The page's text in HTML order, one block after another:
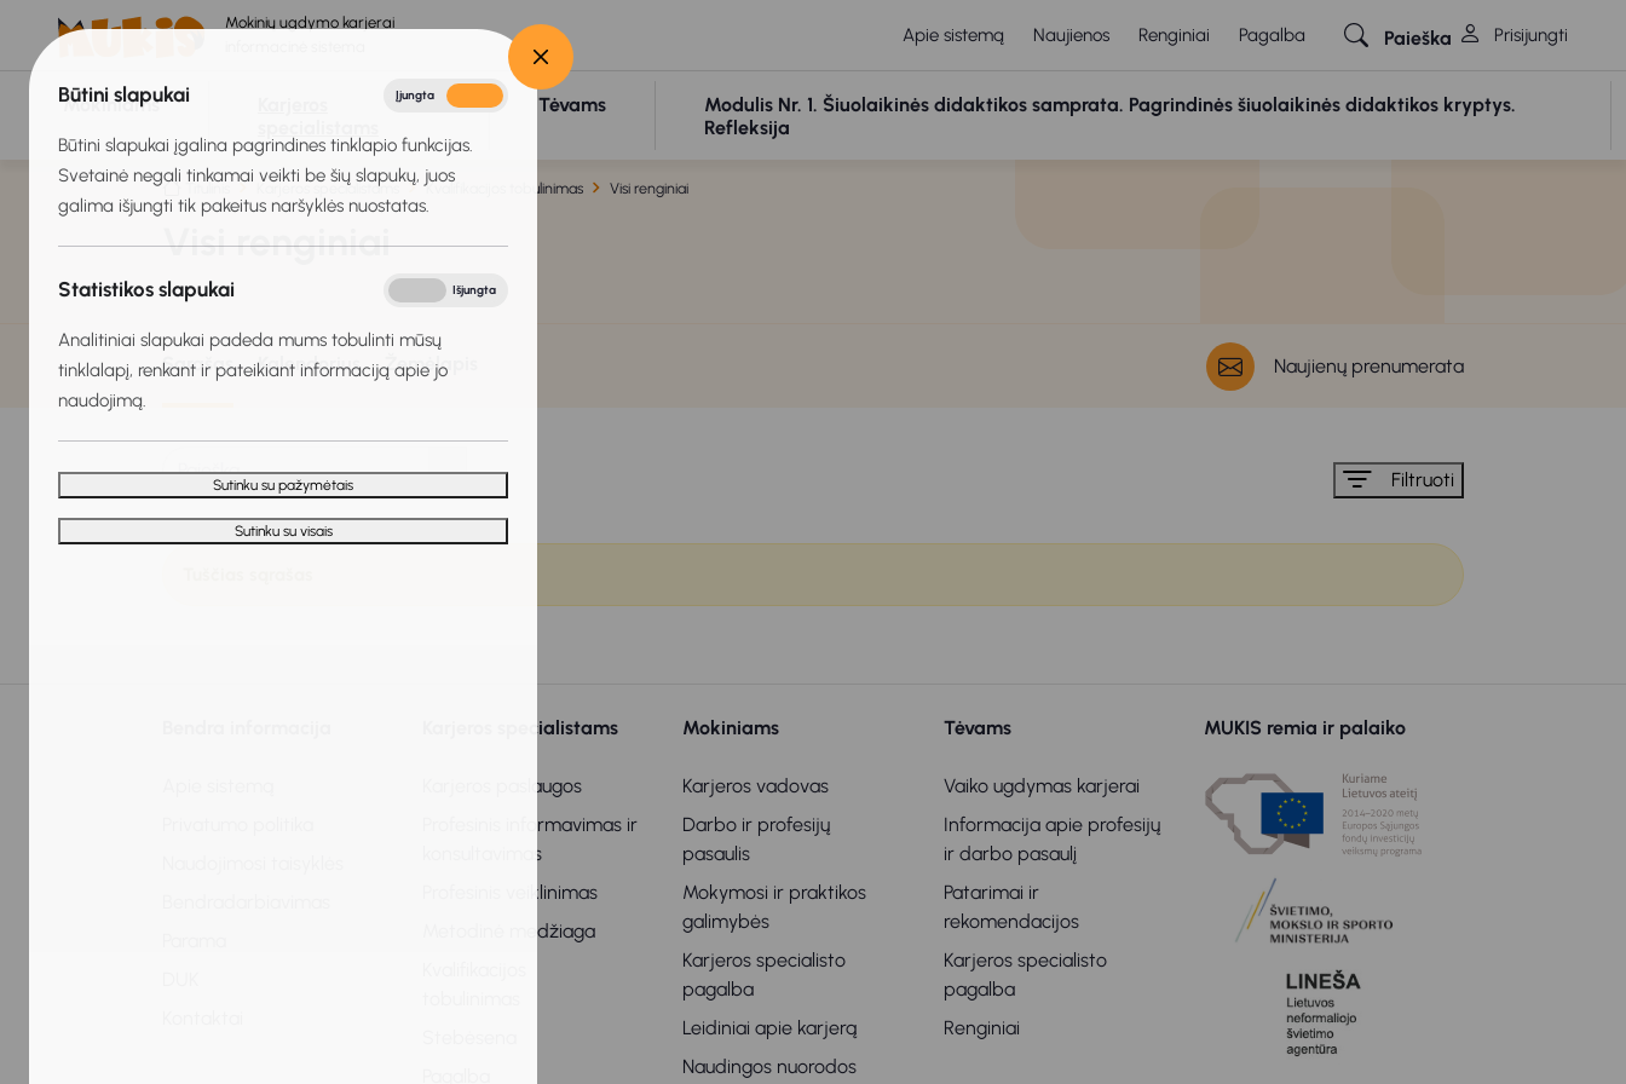
Būtini slapukai Įjungta
Būtini slapukai įgalina pagrindines tinklapio funkcijas.
Svetainė negali tinkamai veikti be šių slapukų, juos
galima išjungti tik pakeitus naršyklės nuostatas.
Statistikos slapukai Išjungta
Analitiniai slapukai padeda mums tobulinti mūsų
tinklalapį, renkant ir pateikiant informaciją apie jo
naudojimą.
Sutinku su pažymėtais
Sutinku su visais
Mokinių ugdymo karjerai
Apie sistemą Naujienos Renginiai Pagalba Paieška Prisijungti
Mokiniams Tėvams
Modulis Nr. 1. Šiuolaikinės didaktikos samprata. Pagrindinės šiuolaikinės didaktikos kryptys.
Refleksija
Titulinis Karjeros specialistams Kvalifikacijos tobulinimas Visi renginiai
Visi renginiai
Sąrašas Kalendorius Žemėlapis Naujienų prenumerata
Filtruoti
Karjeros specialistams
Karjeros paslaugos
Profesinis informavimas ir
konsultavimas
Profesinis veiklinimas
Metodinė medžiaga
Mokiniams
Karjeros vadovas
Darbo ir profesijų
pasaulis
Mokymosi ir praktikos
galimybės
Karjeros specialisto
pagalba
Leidiniai apie karjerą
Naudingos nuorodos
Tėvams
Vaiko ugdymas karjerai
Informacija apie profesijų
ir darbo pasaulį
Patarimai ir
rekomendacijos
Karjeros specialisto
pagalba
Renginiai
MUKIS remia ir palaiko